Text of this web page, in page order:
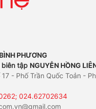
PHƯƠNG
biên tập NGUYỄN HỒNG
17 - Phố Trần Quốc Toản -
024.62702634